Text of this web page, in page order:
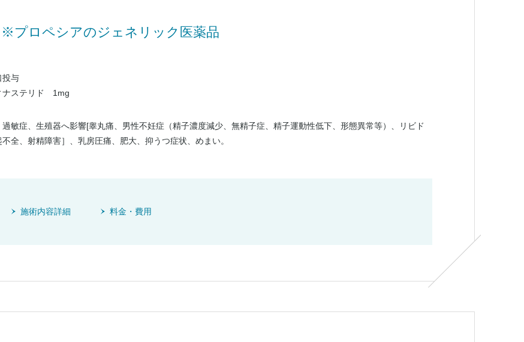
プロペシアのジェネリック医薬品
投与
ナステリド 1mg
過敏症、生殖器へ影響[睾丸痛、男性不妊症（精子濃度減少、無精子症、精子運動性低下、形態異常等）、リビド
全、射精障害］、乳房圧痛、肥大、抑うつ症状、めまい。
施術内容詳細 料金・費用